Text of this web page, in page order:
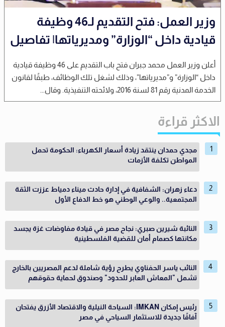
وزير العمل: فتح التقديم لـ46 وظيفة
قيادية داخل “الوزارة” ومديرياتها| تفاصيل
أعلن وزير العمل محمد جبران فتح باب التقديم على 46 وظيفة قيادية
داخل “الوزارة” و”مديرياتها”، وذلك لشغل تلك الوظائف، طبقًا لقانون
الخدمة المدنية رقم 81 لسنة 2016، ولائحته التنفيذية. وقال...
الاكثر قراءة
مجدي حمدان ينتقد زيادة أسعار الكهرباء: الحكومة تحمل
المواطن تكلفة الأزمات
دعاء زهران: الشفافية في إدارة حادث ميناء دمياط عززت الثقة
المجتمعية.. والوعي الوطني هو خط الدفاع الأول
النائبة شيرين صبري: نجاح مصر في قيادة مفاوضات غزة يجسد
مكانتها كصمام أمان للقضية الفلسطينية
النائب ياسر الحفناوي يطرح رؤية شاملة لدعم المصريين بالخارج
تشمل "المعاش العابر للحدود" وصندوق لحماية حقوقهم
رئيس إمكان IMKAN: السياحة النيلية والاقتصاد الأزرق يفتحان
آفاقًا جديدة للاستثمار السياحي في مصر